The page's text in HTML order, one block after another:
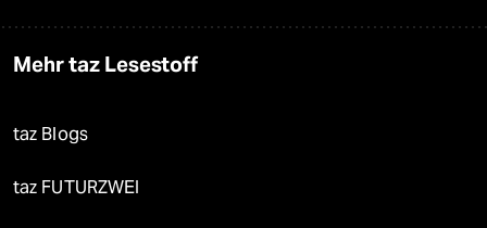
Mehr taz Lesestoff
taz Blogs
taz FUTURZWEI